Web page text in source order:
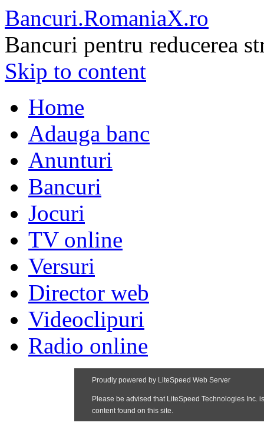
Bancuri.RomaniaX.ro
Bancuri pentru reducerea
Skip to content
Home
Adauga banc
Anunturi
Bancuri
Jocuri
TV online
Versuri
Director web
Videoclipuri
Radio online